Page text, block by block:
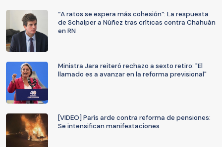
“A ratos se espera más cohesión”: La respuesta
de Schalper a Núñez tras críticas contra Chahuán
en RN
Ministra Jara reiteró rechazo a sexto retiro: "El
llamado es a avanzar en la reforma previsional"
[VIDEO] París arde contra reforma de pensiones:
Se intensifican manifestaciones